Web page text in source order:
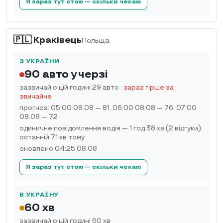
Я зараз тут стою — скільки чекаю
🇵🇱 КраківецьПольща
З УКРАЇНИ
90 авто у черзі
зазвичай о цій годині 29 авто · зараз гірше за
звичайне
прогноз: 05:00 08.08 — 81, 06:00 08.08 — 76, 07:00
08.08 — 72
одиничне повідомлення водія — 1 год 38 хв (2 відгуки),
останній 71 хв тому
оновлено 04:25 08.08
Я зараз тут стою — скільки чекаю
В УКРАЇНУ
60 хв
зазвичай о цій годині 60 хв